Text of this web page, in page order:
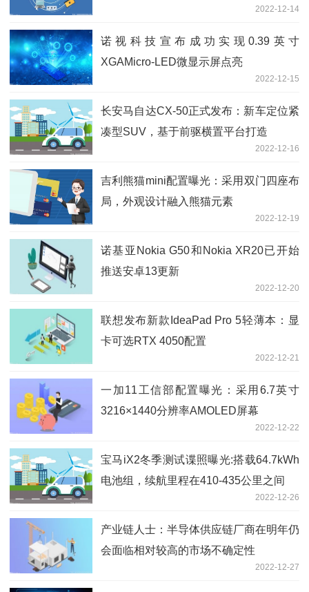
2022-12-14
诺视科技宣布成功实现0.39英寸
XGAMicro-LED微显示屏点亮
2022-12-15
长安马自达CX-50正式发布：新车定位紧
凑型SUV，基于前驱横置平台打造
2022-12-16
吉利熊猫mini配置曝光：采用双门四座布
局，外观设计融入熊猫元素
2022-12-19
诺基亚Nokia G50和Nokia XR20已开始
推送安卓13更新
2022-12-20
联想发布新款IdeaPad Pro 5轻薄本：显
卡可选RTX 4050配置
2022-12-21
一加11工信部配置曝光：采用6.7英寸
3216×1440分辨率AMOLED屏幕
2022-12-22
宝马iX2冬季测试谍照曝光:搭载64.7kWh
电池组，续航里程在410-435公里之间
2022-12-26
产业链人士：半导体供应链厂商在明年仍
会面临相对较高的市场不确定性
2022-12-27